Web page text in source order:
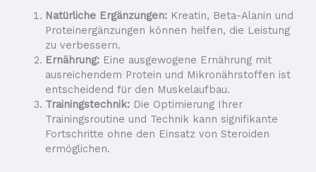
Natürliche Ergänzungen:Kreatin, Beta-Alanin und
Proteinergänzungen können helfen, die Leistung
zu verbessern.
Ernährung:Eine ausgewogene Ernährung mit
ausreichendem Protein und Mikronährstoffen ist
entscheidend für den Muskelaufbau.
Trainingstechnik:Die Optimierung Ihrer
Trainingsroutine und Technik kann signifikante
Fortschritte ohne den Einsatz von Steroiden
ermöglichen.